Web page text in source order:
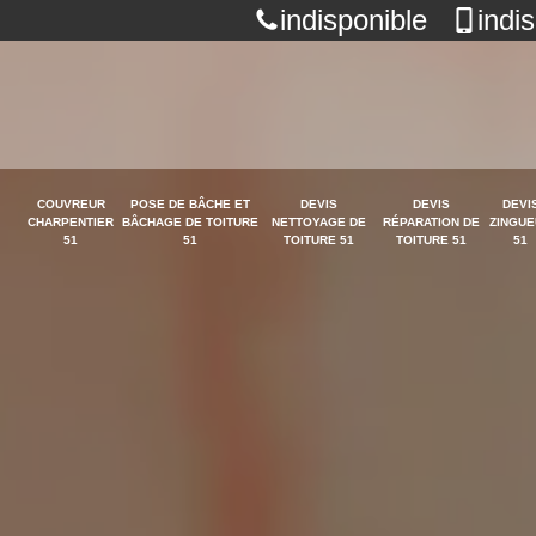
indisponible
COUVREUR
CHARPENTIER
51
POSE DE BÂCHE ET
BÂCHAGE DE TOITURE
51
DEVIS
NETTOYAGE DE
TOITURE 51
DEVIS
RÉPARATION DE
TOITURE 51
51